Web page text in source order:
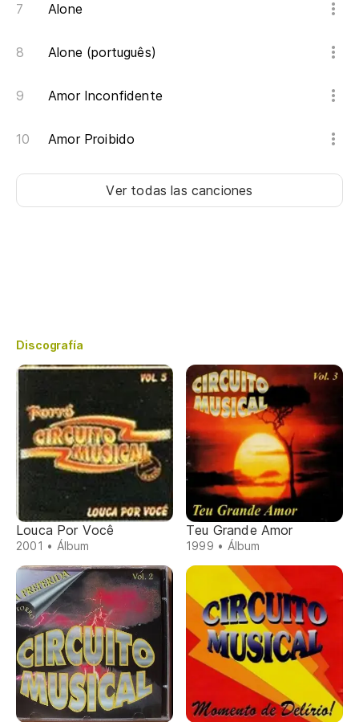
Alone
Alone (português)
Amor Inconfidente
Amor Proibido
Ver todas las canciones
Discografía
Louca Por Você
2001 • Álbum
Teu Grande Amor
1999 • Álbum